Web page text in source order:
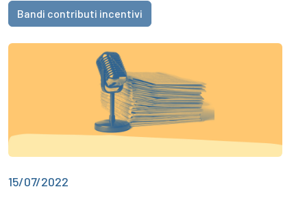
Bandi contributi incentivi
15/07/2022